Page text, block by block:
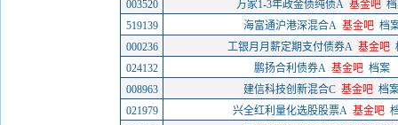
003520
万家1-3年政金债纯债A 基金吧
519139
海富通沪港深混合A 基金吧 档
000236
工银月月薪定期支付债券A 基金吧
024132
鹏扬合利债券A 基金吧 档案
008963
建信科技创新混合C 基金吧 档
021979
兴全红利量化选股股票A 基金吧